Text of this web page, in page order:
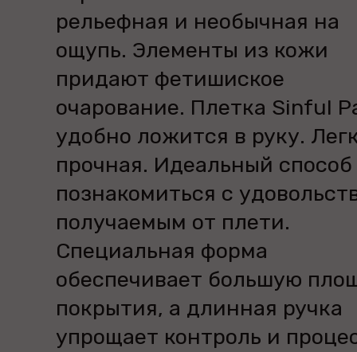
рельефная и необычная на
ощупь. Элементы из кожи
придают фетишиское
очарование. Плетка Sinful
удобно ложится в руку.
прочная. Идеальный способ
познакомиться с
получаемым от плети.
Специальная форма
обеспечивает большую
покрытия, а длинная ручка
упрощает контроль и